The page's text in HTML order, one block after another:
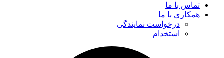
تماس با ما
همکاری با ما
درخواست نمایندگی
استخدام